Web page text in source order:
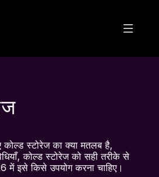
कोल्ड स्टोरेज का क्या मतलब है,
कोल्ड स्टोरेज को सही तरीके से
इसे किसे उपयोग करना चाहिए।